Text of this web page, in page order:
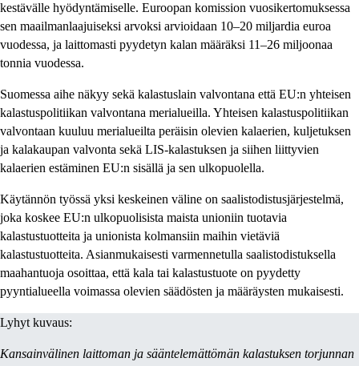
kestävälle hyödyntämiselle. Euroopan komission vuosikertomuksessa
sen maailmanlaajuiseksi arvoksi arvioidaan 10–20 miljardia euroa
vuodessa, ja laittomasti pyydetyn kalan määräksi 11–26 miljoonaa
tonnia vuodessa.
Suomessa aihe näkyy sekä kalastuslain valvontana että EU:n yhteisen
kalastuspolitiikan valvontana merialueilla. Yhteisen kalastuspolitiikan
valvontaan kuuluu merialueilta peräisin olevien kalaerien, kuljetuksen
ja kalakaupan valvonta sekä LIS-kalastuksen ja siihen liittyvien
kalaerien estäminen EU:n sisällä ja sen ulkopuolella.
Käytännön työssä yksi keskeinen väline on saalistodistusjärjestelmä,
joka koskee EU:n ulkopuolisista maista unioniin tuotavia
kalastustuotteita ja unionista kolmansiin maihin vietäviä
kalastustuotteita. Asianmukaisesti varmennetulla saalistodistuksella
maahantuoja osoittaa, että kala tai kalastustuote on pyydetty
pyyntialueella voimassa olevien säädösten ja määräysten mukaisesti.
Lyhyt kuvaus:
Kansainvälinen laittoman ja sääntelemättömän kalastuksen torjunnan